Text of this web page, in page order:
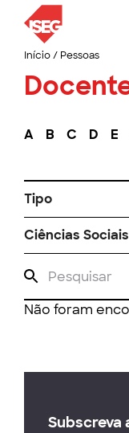
Início/ Pessoas
A B C D E
Tipo
Ciências Sociais
Não foram
Subscreva